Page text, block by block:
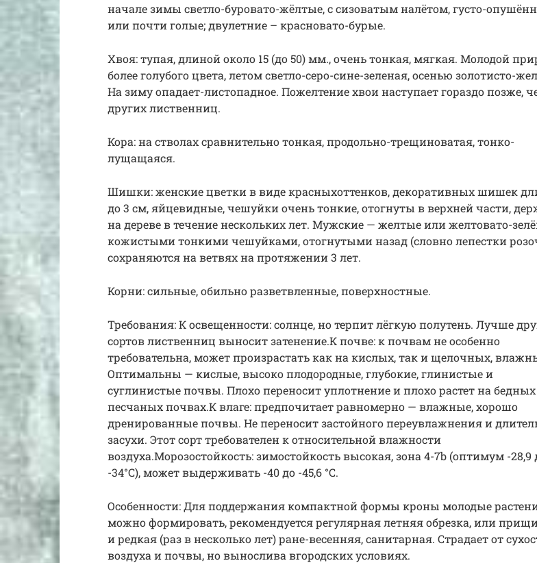
начале зимы светло-буровато-жёлтые, с сизоватым налётом, густо-
или почти голые; двулетние – красновато-бурые.
Хвоя: тупая, длиной около 15 (до 50) мм., очень тонкая, мягкая. Молодой
более голубого цвета, летом светло-серо-сине-зеленая, осенью золотисто-
На зиму опадает-листопадное. Пожелтение хвои наступает гораздо позже,
других лиственниц.
Кора: на стволах сравнительно тонкая, продольно-трещиноватая, тонко-
лущащаяся.
Шишки: женские цветки в виде красныхоттенков, декоративных шишек
до 3 см, яйцевидные, чешуйки очень тонкие, отогнуты в верхней части,
на дереве в течение нескольких лет. Мужские — желтые или желтовато-
кожистыми тонкими чешуйками, отогнутыми назад (словно лепестки
сохраняются на ветвях на протяжении 3 лет.
Корни: сильные, обильно разветвленные, поверхностные.
Требования: К освещенности: солнце, но терпит лёгкую полутень. Лучше
сортов лиственниц выносит затенение.К почве: к почвам не особенно
требовательна, может произрастать как на кислых, так и щелочных,
Оптимальны — кислые, высоко плодородные, глубокие, глинистые и
суглинистые почвы. Плохо переносит уплотнение и плохо растет на бедных
песчаных почвах.К влаге: предпочитает равномерно — влажные, хорошо
дренированные почвы. Не переносит застойного переувлажнения и
засухи. Этот сорт требователен к относительной влажности
воздуха.Морозостойкость: зимостойкость высокая, зона 4-7b (оптимум -28,9
-34°C), может выдерживать -40 до -45,6 °C.
Особенности: Для поддержания компактной формы кроны молодые
можно формировать, рекомендуется регулярная летняя обрезка, или
и редкая (раз в несколько лет) ране-весенняя, санитарная. Страдает от
воздуха и почвы, но вынослива вгородских условиях.